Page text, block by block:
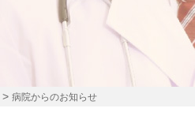
> 病院からのお知らせ